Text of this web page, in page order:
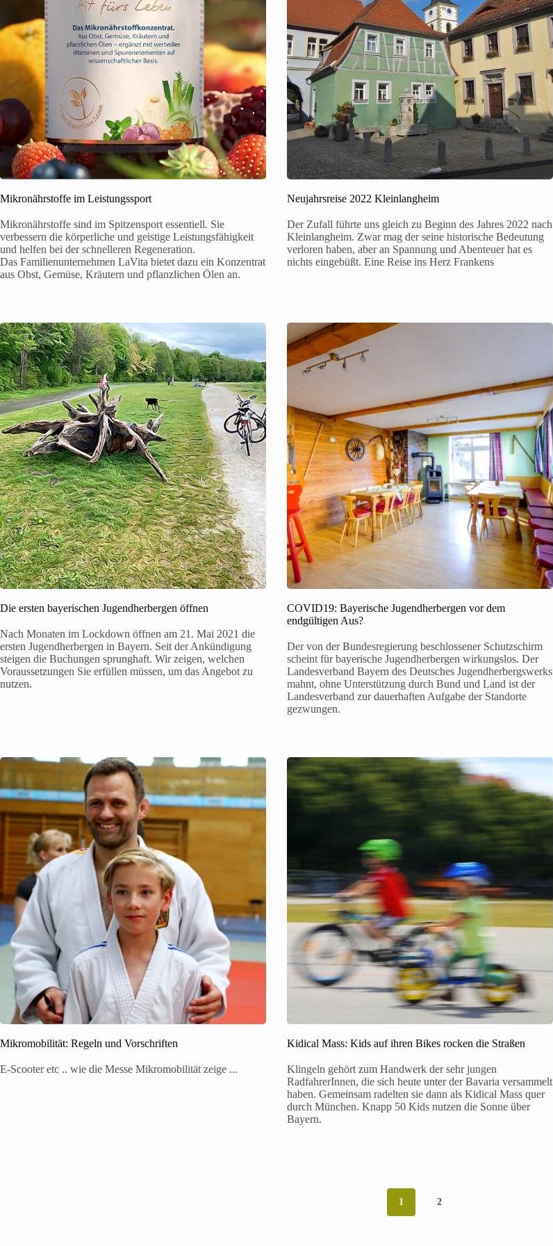
Mikronährstoffe im Leistungssport
Mikronährstoffe sind im Spitzensport essentiell. Sie
verbessern die körperliche und geistige Leistungsfähigkeit
und helfen bei der schnelleren Regeneration.
Das Familienunternehmen LaVita bietet dazu ein Konzentrat
aus Obst, Gemüse, Kräutern und pflanzlichen Ölen an.
Neujahrsreise 2022 Kleinlangheim
Der Zufall führte uns gleich zu Beginn des Jahres 2022 nach
Kleinlangheim. Zwar mag der seine historische Bedeutung
verloren haben, aber an Spannung und Abenteuer hat es
nichts eingebüßt. Eine Reise ins Herz Frankens
Die ersten bayerischen Jugendherbergen öffnen
Nach Monaten im Lockdown öffnen am 21. Mai 2021 die
ersten Jugendherbergen in Bayern. Seit der Ankündigung
steigen die Buchungen sprunghaft. Wir zeigen, welchen
Voraussetzungen Sie erfüllen müssen, um das Angebot zu
nutzen.
COVID19: Bayerische Jugendherbergen vor dem
endgültigen Aus?
Der von der Bundesregierung beschlossener Schutzschirm
scheint für bayerische Jugendherbergen wirkungslos. Der
Landesverband Bayern des Deutsches Jugendherbergswerks
mahnt, ohne Unterstützung durch Bund und Land ist der
Landesverband zur dauerhaften Aufgabe der Standorte
gezwungen.
Mikromobilität: Regeln und Vorschriften
E-Scooter etc .. wie die Messe Mikromobilität zeige ...
Kidical Mass: Kids auf ihren Bikes rocken die Straßen
Klingeln gehört zum Handwerk der sehr jungen
RadfahrerInnen, die sich heute unter der Bavaria versammelt
haben. Gemeinsam radelten sie dann als Kidical Mass quer
durch München. Knapp 50 Kids nutzen die Sonne über
Bayern.
1 2